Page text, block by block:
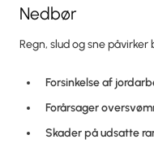
Nedbør
Regn, slud og sne
Forsinkelse af
Forårsager
Skader på udsatte